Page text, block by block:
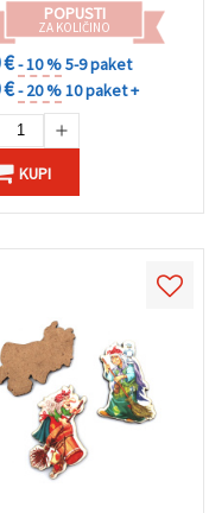
POPUSTI
ZA KOLIČINO
€- 10 %5-9 paket
€- 20 %10 paket +
KUPI